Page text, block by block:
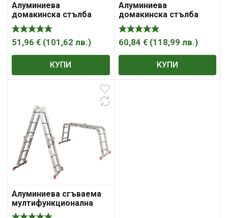
Алуминиева
домакинска стълба
51,96 € (101,62 лв.)
КУПИ
Алуминиева
домакинска стълба
3250 мм , 5+1
60,84 € (118,99 лв.)
КУПИ
Алуминиева сгъваема
мултифункционална
стълба